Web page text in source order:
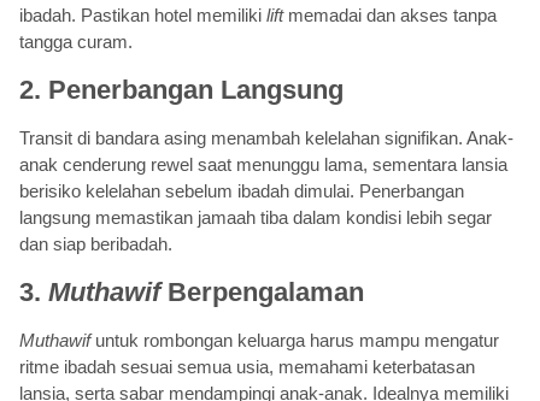
ibadah. Pastikan hotel memiliki liftmemadai dan akses tanpa
tangga curam.
2. Penerbangan Langsung
Transit di bandara asing menambah kelelahan signifikan. Anak-
anak cenderung rewel saat menunggu lama, sementara lansia
berisiko kelelahan sebelum ibadah dimulai. Penerbangan
langsung memastikan jamaah tiba dalam kondisi lebih segar
dan siap beribadah.
3. MuthawifBerpengalaman
Muthawifuntuk rombongan keluarga harus mampu mengatur
ritme ibadah sesuai semua usia, memahami keterbatasan
lansia, serta sabar mendampingi anak-anak. Idealnya memiliki